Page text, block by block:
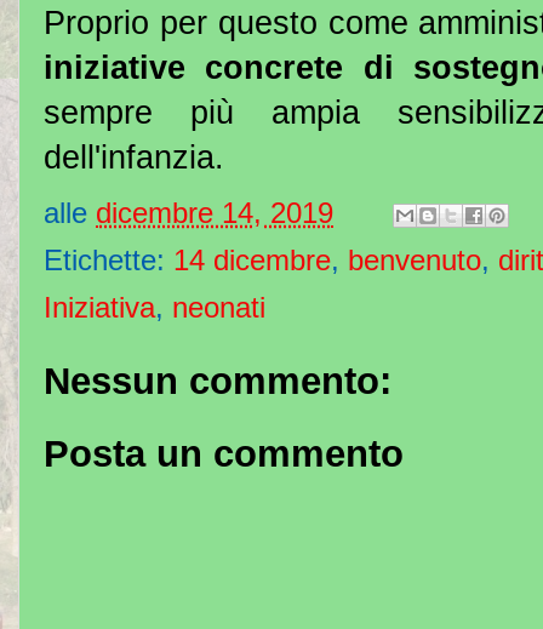
Proprio per questo come
iniziative concrete di
sempre più ampia
dell'infanzia.
alle dicembre 14, 2019
Etichette: 14 dicembre, benvenuto,
Iniziativa, neonati
Nessun commento:
Posta un commento